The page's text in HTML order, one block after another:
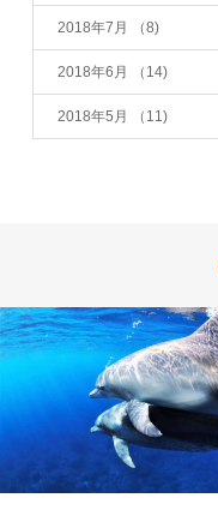
2018年7月 （8)
2018年6月 （14)
2018年5月 （11)